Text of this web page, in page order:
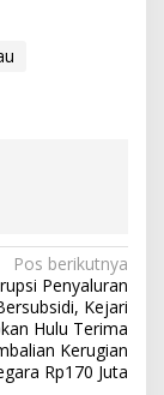
Pos berikutnya
Penyaluran
Kejari
Hulu Terima
Kerugian
Rp170 Juta